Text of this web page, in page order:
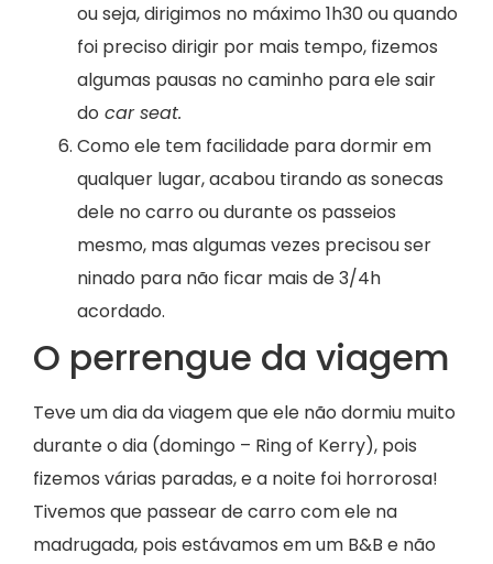
ou seja, dirigimos no máximo 1h30 ou quando
foi preciso dirigir por mais tempo, fizemos
algumas pausas no caminho para ele sair
do car seat.
Como ele tem facilidade para dormir em
qualquer lugar, acabou tirando as sonecas
dele no carro ou durante os passeios
mesmo, mas algumas vezes precisou ser
ninado para não ficar mais de 3/4h
acordado.
O perrengue da viagem
Teve um dia da viagem que ele não dormiu muito
durante o dia (domingo – Ring of Kerry), pois
fizemos várias paradas, e a noite foi horrorosa!
Tivemos que passear de carro com ele na
madrugada, pois estávamos em um B&B e não